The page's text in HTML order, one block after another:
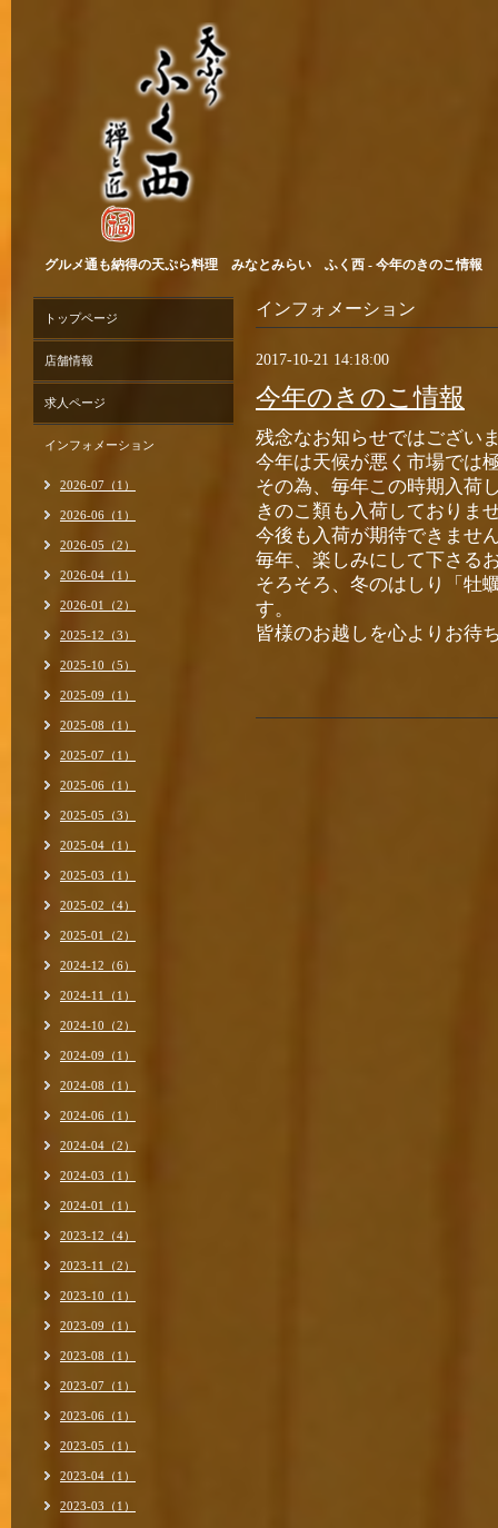
グルメ通も納得の天ぷら料理 みなとみらい ふく西 - 今年のきのこ情報
インフォメーション
2017-10-21 14:18:00
今年のきのこ情報
残念なお知らせではござい
今年は天候が悪く市場では
その為、毎年この時期入荷
きのこ類も入荷しておりま
今後も入荷が期待できませ
毎年、楽しみにして下さる
そろそろ、冬のはしり「牡
す。
皆様のお越しを心よりお待
トップページ
店舗情報
求人ページ
インフォメーション
2026-07（1）
2026-06（1）
2026-05（2）
2026-04（1）
2026-01（2）
2025-12（3）
2025-10（5）
2025-09（1）
2025-08（1）
2025-07（1）
2025-06（1）
2025-05（3）
2025-04（1）
2025-03（1）
2025-02（4）
2025-01（2）
2024-12（6）
2024-11（1）
2024-10（2）
2024-09（1）
2024-08（1）
2024-06（1）
2024-04（2）
2024-03（1）
2024-01（1）
2023-12（4）
2023-11（2）
2023-10（1）
2023-09（1）
2023-08（1）
2023-07（1）
2023-06（1）
2023-05（1）
2023-04（1）
2023-03（1）